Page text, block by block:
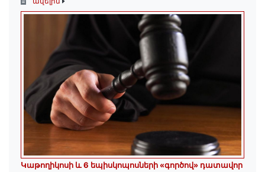
️Կաթողիկոսի և 6 եպիսկոպոսների «գործով» դատավոր